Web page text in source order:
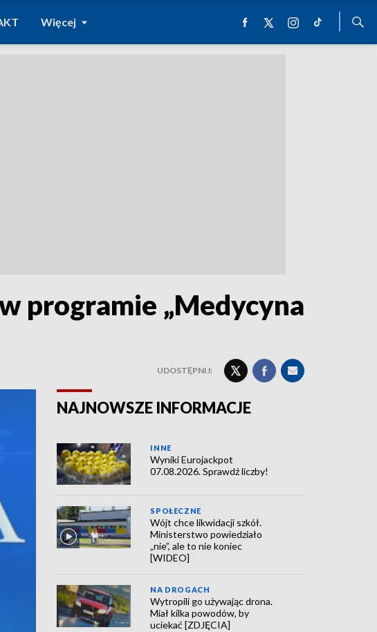
Więcej
programie „Medycyna
UDOSTĘPNIJ:
NAJNOWSZE INFORMACJE
INNE
Wyniki Eurojackpot
07.08.2026. Sprawdź liczby!
SPOŁECZNE
Wójt chce likwidacji szkół.
Ministerstwo powiedziało
„nie”, ale to nie koniec
[WIDEO]
NA DROGACH
Wytropili go używając drona.
Miał kilka powodów, by
uciekać [ZDJĘCIA]